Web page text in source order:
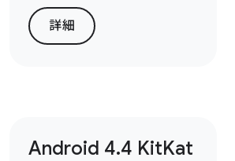
詳細
Android 4.4 KitKat